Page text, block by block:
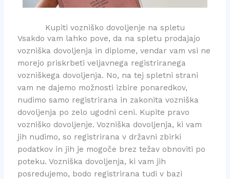
Kupiti vozniško dovoljenje na spletu
Vsakdo vam lahko pove, da na spletu prodajajo
vozniška dovoljenja in diplome, vendar vam vsi ne
morejo priskrbeti veljavnega registriranega
vozniškega dovoljenja. No, na tej spletni strani
vam ne dajemo možnosti izbire ponaredkov,
nudimo samo registrirana in zakonita vozniška
dovoljenja po zelo ugodni ceni. Kupite pravo
vozniško dovoljenje. Vozniška dovoljenja, ki vam
jih nudimo, so registrirana v državni zbirki
podatkov in jih je mogoče brez težav obnoviti po
poteku. Vozniška dovoljenja, ki vam jih
posredujemo, bodo registrirana tudi v bazi